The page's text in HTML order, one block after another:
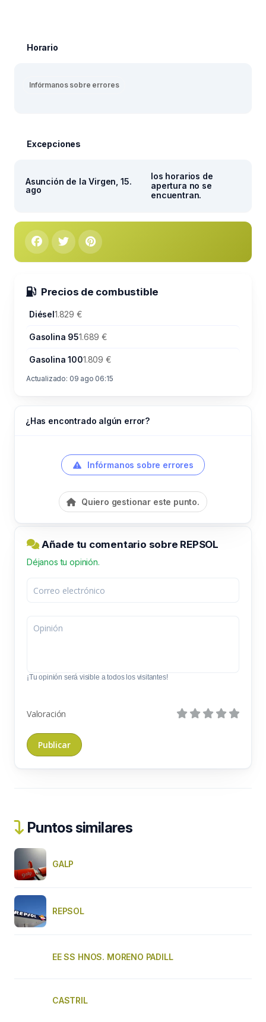
Horario
Infórmanos sobre errores
Excepciones
Asunción de la Virgen, 15.
ago
los horarios de
apertura no se
encuentran.
Precios de combustible
Diésel1.829 €
Gasolina 951.689 €
Gasolina 1001.809 €
Actualizado: 09 ago 06:15
¿Has encontrado algún error?
Infórmanos sobre errores
Quiero gestionar este punto.
Añade tu comentario sobre REPSOL
Déjanos tu opinión.
¡Tu opinión será visible a todos los visitantes!
Valoración
Puntos similares
GALP
REPSOL
EE SS HNOS. MORENO PADILL
CASTRIL